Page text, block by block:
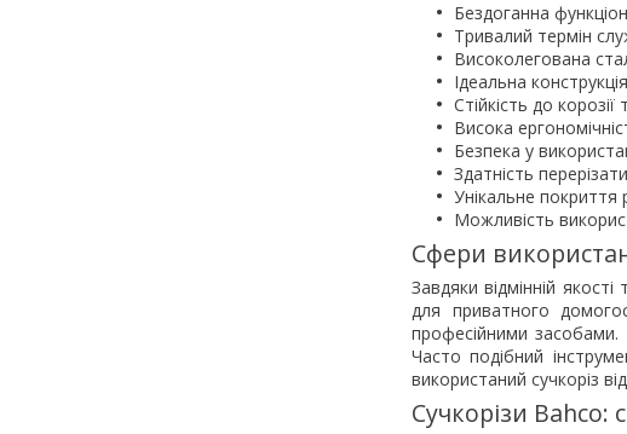
Бездоганна
Тривалий термін
Високолегована
Ідеальна
Стійкість до
Висока
Безпека у
Здатність
Унікальне покриття
Можливість
Сфери
Завдяки відмінній
для приватного
професійними засобами.
Часто подібний
використаний сучкоріз
Сучкорізи Bahco: